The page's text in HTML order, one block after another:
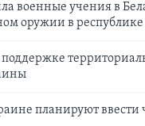
военные учения в
оружии в республике
поддержке
планируют ввести